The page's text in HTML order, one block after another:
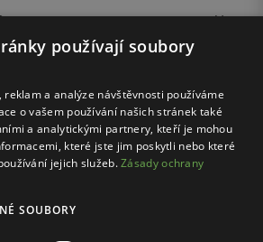
používají soubory
reklam a analýze návštěvnosti používáme
o vašem používání našich stránek také
a analytickými partnery, kteří je mohou
které jste jim poskytli nebo které
jejich služeb.Zásady ochrany
SOUBORY